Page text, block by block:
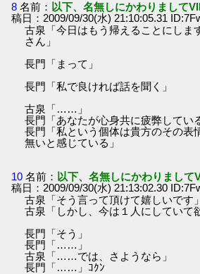
8 名前： 以下、名無しにかわりまして
稿日：2009/09/30(水) 21:10:05.31
古泉「今日はもう帰えることにし
さん」
長門「まって」
長門「私で良ければ話を聞く」
古泉「……」
長門「あなたが心身共に疲弊してい
長門「私という個体は貴方のその表
無いと感じている」
10 名前： 以下、名無しにかわりまして
稿日：2009/09/30(水) 21:13:02.30
古泉「そう言って頂けて嬉しいです」
古泉「しかし、今は１人にしていて
長門「そう」
長門「……」
古泉「……では、さようなら」
長門「……」ｺｸﾝ